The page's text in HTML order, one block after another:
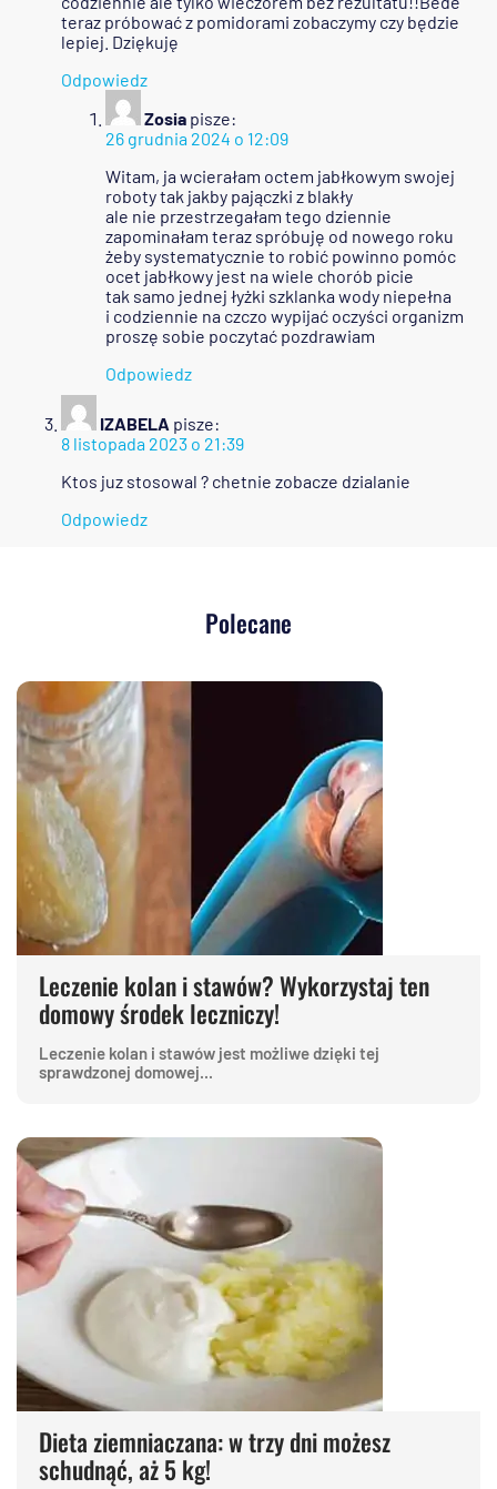
teraz próbować z pomidorami zobaczymy czy będzie
lepiej. Dziękuję
Odpowiedz
Zosia pisze:
26 grudnia 2024 o 12:09
Witam, ja wcierałam octem jabłkowym swojej
roboty tak jakby pajączki z blakły
ale nie przestrzegałam tego dziennie
zapominałam teraz spróbuję od nowego roku
żeby systematycznie to robić powinno pomóc
ocet jabłkowy jest na wiele chorób picie
tak samo jednej łyżki szklanka wody niepełna
i codziennie na czczo wypijać oczyści organizm
proszę sobie poczytać pozdrawiam
Odpowiedz
IZABELA pisze:
8 listopada 2023 o 21:39
Ktos juz stosowal ? chetnie zobacze dzialanie
Odpowiedz
Polecane
Leczenie kolan i stawów? Wykorzystaj ten
domowy środek leczniczy!
Leczenie kolan i stawów jest możliwe dzięki tej
sprawdzonej domowej...
Dieta ziemniaczana: w trzy dni możesz
schudnąć, aż 5 kg!